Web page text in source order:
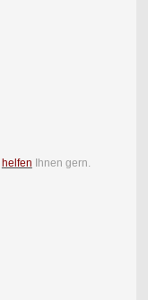
helfen Ihnen gern.